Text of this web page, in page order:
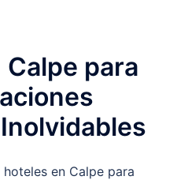
para
en Calpe para